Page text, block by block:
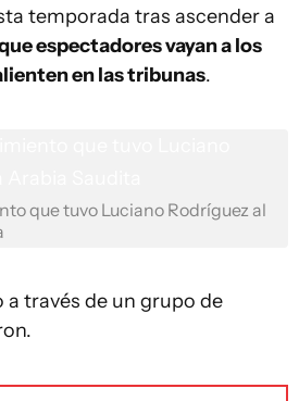
temporada tras ascender a
espectadores vayan a los
en las tribunas.
que tuvo Luciano Rodríguez al
través de un grupo de